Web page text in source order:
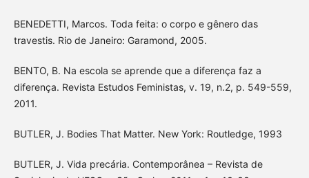
BENEDETTI, Marcos. Toda feita: o corpo e gênero das
travestis. Rio de Janeiro: Garamond, 2005.
BENTO, B. Na escola se aprende que a diferença faz a
diferença. Revista Estudos Feministas, v. 19, n.2, p. 549-559,
2011.
BUTLER, J. Bodies That Matter. New York: Routledge, 1993
BUTLER, J. Vida precária. Contemporânea – Revista de